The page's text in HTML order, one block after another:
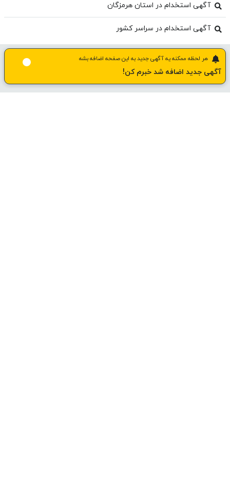
آگهی استخدام در استان هرمزگان
آگهی استخدام در سراسر کشور
هر لحظه ممکنه یه آگهی جدید به این صفحه اضافه بشه
آگهی جدید اضافه شد خبرم کن!